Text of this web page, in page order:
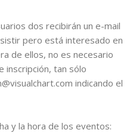
dos recibirán un e-mail
pero está interesado en
de ellos, no es necesario
inscripción, tan sólo
indicando el
y la hora de los eventos: